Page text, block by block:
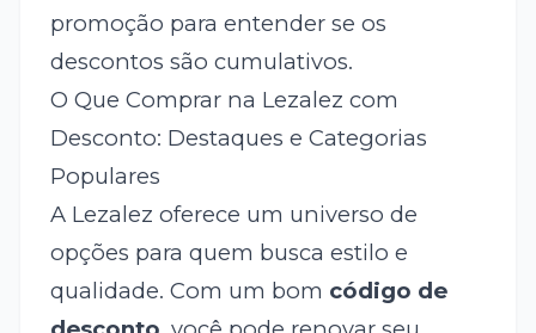
promoção para entender se os
descontos são cumulativos.
O Que Comprar na Lezalez com
Desconto: Destaques e Categorias
Populares
A Lezalez oferece um universo de
opções para quem busca estilo e
qualidade. Com um bom código de